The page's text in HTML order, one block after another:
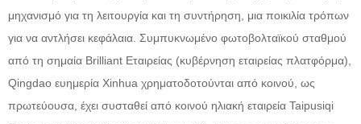
μηχανισμό για τη λειτουργία και τη συντήρηση, μια ποικιλία τρόπων
για να αντλήσει κεφάλαια. Συμπυκνωμένο φωτοβολταϊκού σταθμού
από τη σημαία Brilliant Εταιρείας (κυβέρνηση εταιρείας πλατφόρμα),
Qingdao ευημερία Xinhua χρηματοδοτούνται από κοινού, ως
πρωτεύουσα, έχει συσταθεί από κοινού ηλιακή εταιρεία Taipusiqi